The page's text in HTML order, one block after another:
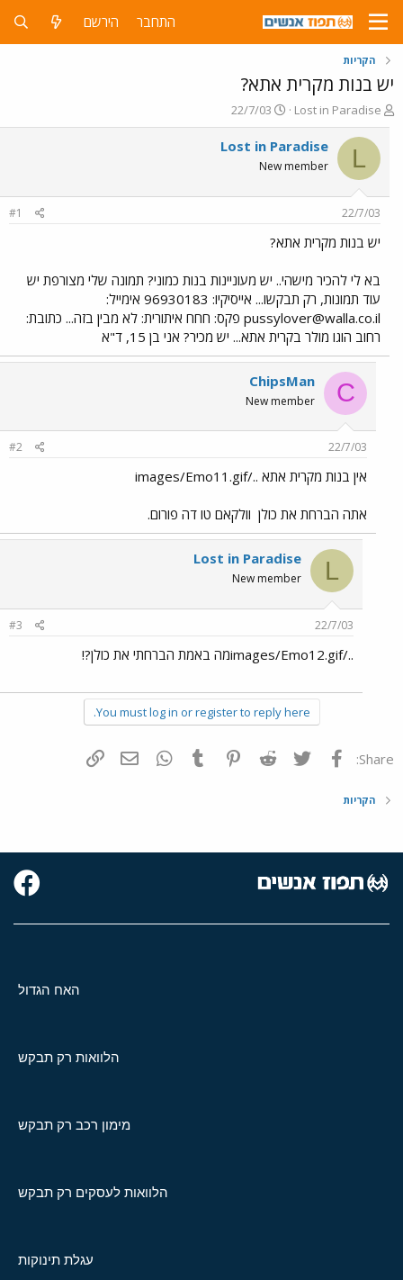
התחבר הירשם
הקריות
יש בנות מקרית אתא?
פ
ו
ת
ח
ה
ש
א
Lost in Paradise
פ
ו
ר
ם
ר
22/7/03
L
Lost in Paradise
New member
22/7/03
#1
יש בנות מקרית אתא?
בא לי להכיר מישהי.. יש מעוניינות בנות כמוני? תמונה שלי מצורפת יש
עוד תמונות, רק תבקשו... אייסיקיו: 96930183 אימייל:
pussylover@walla.co.il פקס: חחח איתורית: לא מבין בזה... כתובת:
רחוב הוגו מולר בקרית אתא... יש מכיר? אני בן 15, ד"א
C
ChipsMan
New member
22/7/03
#2
אין בנות מקרית אתא ../images/Emo11.gif
אתה הברחת את כולן וולקאם טו דה פורום.
L
Lost in Paradise
New member
22/7/03
#3
../images/Emo12.gifמה באמת הברחתי את כולן?!
You must log in or register to reply here.
Share: פייסבוק Twitter
Reddit
Pinterest
Tumblr
WhatsAppדואר אלקטרוני
הקריות
האח הגדול
הלוואות רק תבקש
מימון רכב רק תבקש
הלוואות לעסקים רק תבקש
עגלת תינוקות